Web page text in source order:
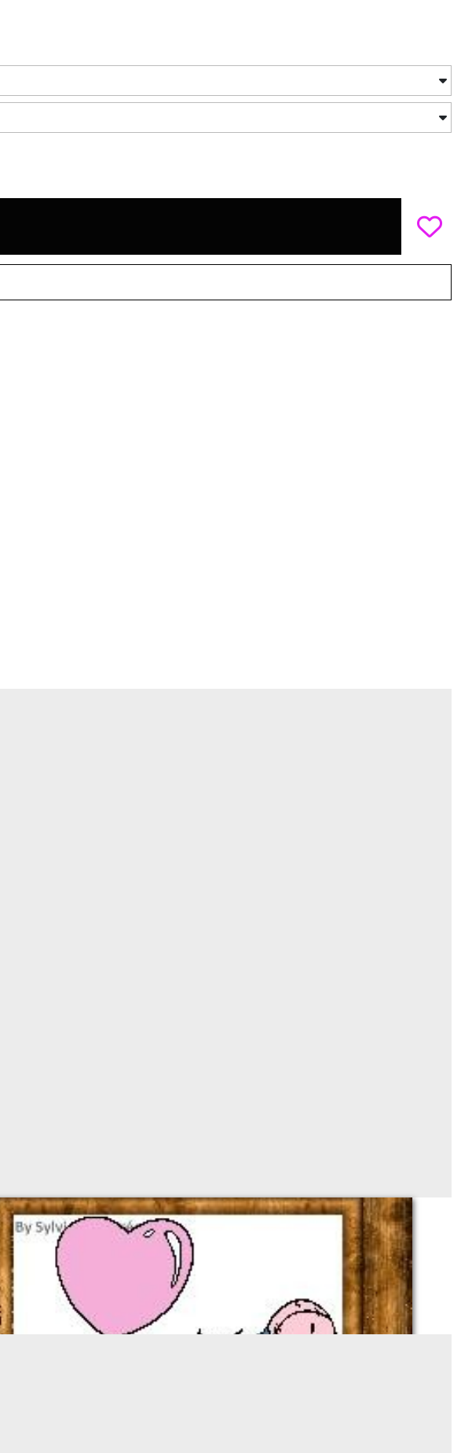
Bourriquet valentine
GRILLES ET KITS POUR BRODERIE AU POINT DE CROIX
À partir de